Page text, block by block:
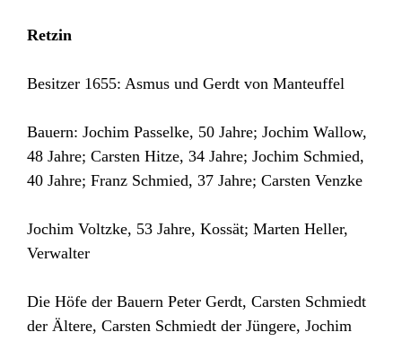
Retzin
Besitzer 1655: Asmus und Gerdt von Manteuffel
Bauern: Jochim Passelke, 50 Jahre; Jochim Wallow,
48 Jahre; Carsten Hitze, 34 Jahre; Jochim Schmied,
40 Jahre; Franz Schmied, 37 Jahre; Carsten Venzke
Jochim Voltzke, 53 Jahre, Kossät; Marten Heller,
Verwalter
Die Höfe der Bauern Peter Gerdt, Carsten Schmiedt
der Ältere, Carsten Schmiedt der Jüngere, Jochim